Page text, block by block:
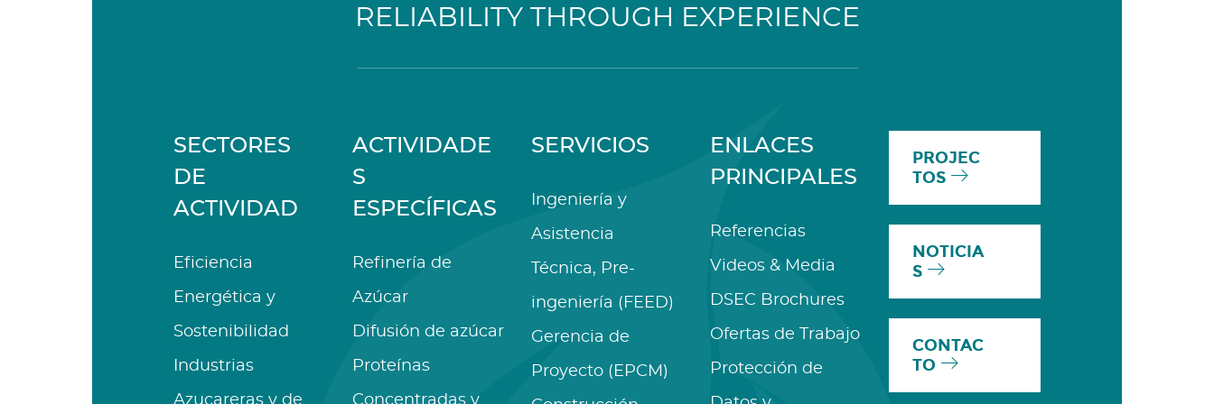
RELIABILITY THROUGH EXPERIENCE
SECTORES
DE
ACTIVIDAD
Eficiencia
Energética y
Sostenibilidad
Industrias
Azucareras y de
ACTIVIDADE
S
ESPECÍFICAS
Refinería de
Azúcar
Difusión de azúcar
Proteínas
Concentradas y
SERVICIOS
Ingeniería y
Asistencia
Técnica, Pre-
ingeniería (FEED)
Gerencia de
Proyecto (EPCM)
ENLACES
PRINCIPALES
Referencias
Videos & Media
DSEC Brochures
Ofertas de Trabajo
Protección de
PROJEC
TOS
NOTICIA
S
CONTAC
TO